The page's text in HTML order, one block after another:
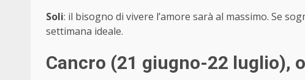
Soli: il bisogno di vivere l’amore sarà al massimo. Se
settimana ideale.
Cancro (21 giugno-22 luglio),